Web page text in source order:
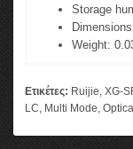
Storage
Weight:
Ετικέτες: Ruijie, XG-
LC, Multi Mode,